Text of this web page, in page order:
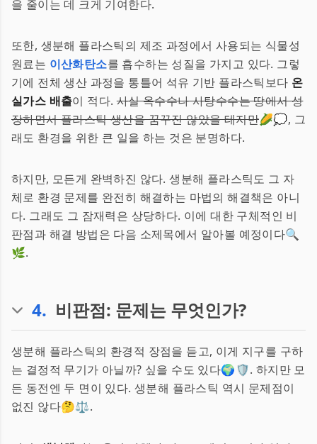
을 줄이는 데 크게 기여한다.
또한, 생분해 플라스틱의 제조 과정에서 사용되는 식물성
원료는 이산화탄소를 흡수하는 성질을 가지고 있다. 그렇
기에 전체 생산 과정을 통틀어 석유 기반 플라스틱보다 온
실가스 배출이 적다.사실 옥수수나 사탕수수는 땅에서 성
장하면서 플라스틱 생산을 꿈꾸진 않았을 테지만🌽💭, 그
래도 환경을 위한 큰 일을 하는 것은 분명하다.
하지만, 모든게 완벽하진 않다. 생분해 플라스틱도 그 자
체로 환경 문제를 완전히 해결하는 마법의 해결책은 아니
다. 그래도 그 잠재력은 상당하다. 이에 대한 구체적인 비
판점과 해결 방법은 다음 소제목에서 알아볼 예정이다🔍
🌿.
4. 비판점: 문제는 무엇인가?
생분해 플라스틱의 환경적 장점을 듣고, 이게 지구를 구하
는 결정적 무기가 아닐까? 싶을 수도 있다🌍🛡. 하지만 모
든 동전엔 두 면이 있다. 생분해 플라스틱 역시 문제점이
없진 않다🤔⚖.